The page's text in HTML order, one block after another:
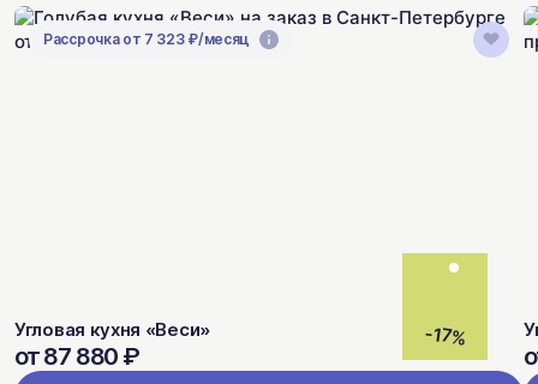
Рассрочка от 7 323 ₽/месяц
-17%
Угловая кухня «Веси»
от 87 880 ₽